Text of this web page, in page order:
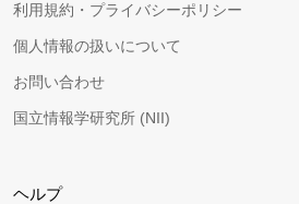
利用規約・プライバシーポリシー
個人情報の扱いについて
お問い合わせ
国立情報学研究所 (NII)
ヘルプ